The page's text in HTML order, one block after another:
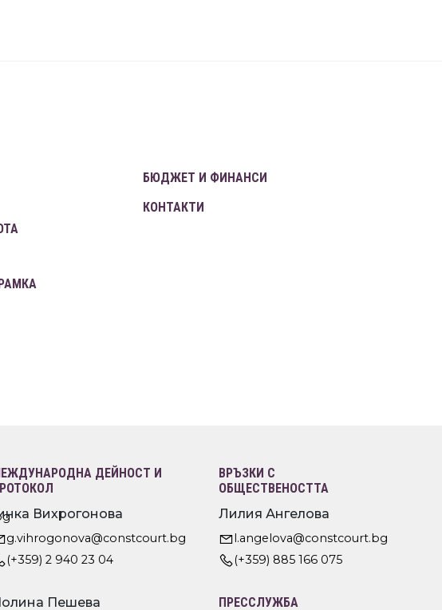
БЮДЖЕТ И ФИНАНСИ
КОНТАКТИ
ДЕЙНОСТ И
Вихрогонова
g.vihrogonova@constcourt.bg
(+359) 2 940 23 04
Пешева
ВРЪЗКИ С
ОБЩЕСТВЕНОСТТА
Лилия Ангелова
l.angelova@constcourt.bg
(+359) 885 166 075
ПРЕССЛУЖБА